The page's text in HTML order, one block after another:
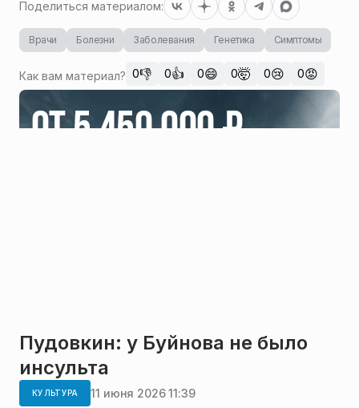
Поделиться материалом:
Врачи Болезни Заболевания Генетика Симптомы
Как вам материал? 0👎 0👍 0😄 0🤯 0😢 0😡
Пудовкин: у Буйнова не было
инсульта
КУЛЬТУРА 11 июня 2026 11:39